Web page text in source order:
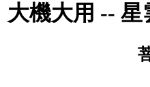
大機大用 --